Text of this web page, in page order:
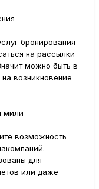
бронирования
на рассылки
можно быть в
возникновение
мили
возможность
для
или даже